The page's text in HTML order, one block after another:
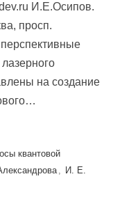
И.Е.Осипов.
просп.
на создание
квантовой
, И. Е.